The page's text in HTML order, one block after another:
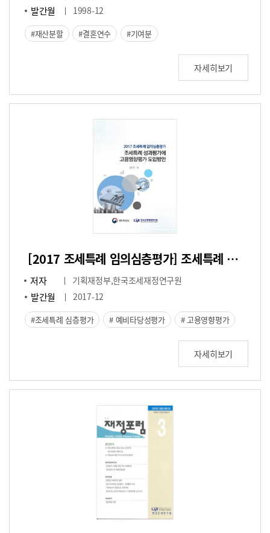
발간월 1998-12
재산분할 결혼연수 기여분
자세히보기
[2017 조세특례 임의심층평가] 조세특례 성과평가에 고용영향평가 도입방안 연구
저자 기획재정부,한국조세재정연구원
발간월 2017-12
조세특례 심층평가 예비타당성평가 고용영향평가
자세히보기